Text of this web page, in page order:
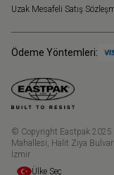
Uzak Mesafeli Satış
Ödeme Yöntemleri:
© Copyright Eastpak 2025
Mahallesi, Halit Ziya
İzmir
Ülke Seç